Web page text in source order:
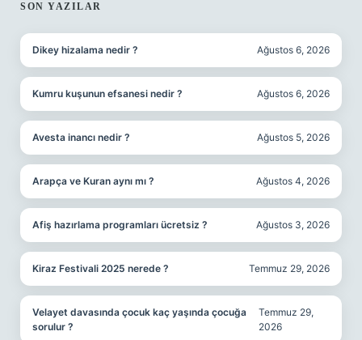
SIDEBAR
SON YAZILAR
Dikey hizalama nedir ? Ağustos 6, 2026
Kumru kuşunun efsanesi nedir ? Ağustos 6, 2026
Avesta inancı nedir ? Ağustos 5, 2026
Arapça ve Kuran aynı mı ? Ağustos 4, 2026
Afiş hazırlama programları ücretsiz ? Ağustos 3, 2026
Kiraz Festivali 2025 nerede ? Temmuz 29, 2026
Velayet davasında çocuk kaç yaşında çocuğa
sorulur ?
Temmuz 29,
2026